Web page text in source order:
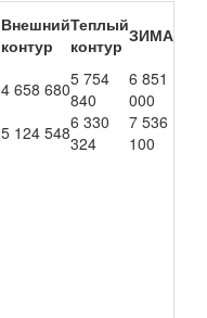
Внешний
контур
Теплый
контур ЗИМА
4 658 6805 754
840
6 851
000
5 124 5486 330
324
7 536
100